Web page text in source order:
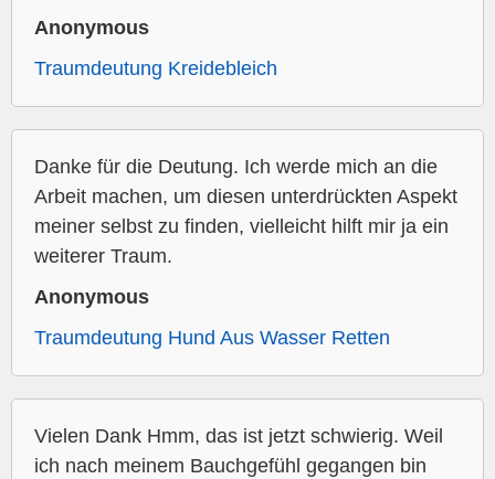
Anonymous
Traumdeutung Kreidebleich
Danke für die Deutung. Ich werde mich an die
Arbeit machen, um diesen unterdrückten Aspekt
meiner selbst zu finden, vielleicht hilft mir ja ein
weiterer Traum.
Anonymous
Traumdeutung Hund Aus Wasser Retten
Vielen Dank Hmm, das ist jetzt schwierig. Weil
ich nach meinem Bauchgefühl gegangen bin